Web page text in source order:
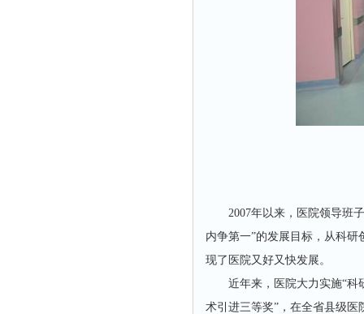
2007年以来，医院领导班
内争第一”的发展目标，从科
现了医院又好又快发展。
近年来，医院大力实施“科
术引进三等奖”，在全省县级